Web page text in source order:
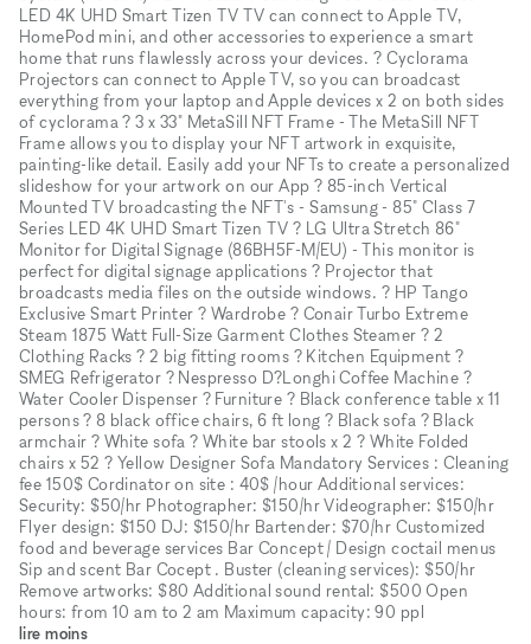
LED 4K UHD Smart Tizen TV TV can connect to Apple TV,
HomePod mini, and other accessories to experience a smart
home that runs flawlessly across your devices. ? Cyclorama
Projectors can connect to Apple TV, so you can broadcast
everything from your laptop and Apple devices x 2 on both sides
of cyclorama ? 3 x 33" MetaSill NFT Frame - The MetaSill NFT
Frame allows you to display your NFT artwork in exquisite,
painting-like detail. Easily add your NFTs to create a personalized
slideshow for your artwork on our App ? 85-inch Vertical
Mounted TV broadcasting the NFT's - Samsung - 85" Class 7
Series LED 4K UHD Smart Tizen TV ? LG Ultra Stretch 86"
Monitor for Digital Signage (86BH5F-M/EU) - This monitor is
perfect for digital signage applications ? Projector that
broadcasts media files on the outside windows. ? HP Tango
Exclusive Smart Printer ? Wardrobe ? Conair Turbo Extreme
Steam 1875 Watt Full-Size Garment Clothes Steamer ? 2
Clothing Racks ? 2 big fitting rooms ? Kitchen Equipment ?
SMEG Refrigerator ? Nespresso D?Longhi Coffee Machine ?
Water Cooler Dispenser ? Furniture ? Black conference table x 11
persons ? 8 black office chairs, 6 ft long ? Black sofa ? Black
armchair ? White sofa ? White bar stools x 2 ? White Folded
chairs x 52 ? Yellow Designer Sofa Mandatory Services : Cleaning
fee 150$ Cordinator on site : 40$ /hour Additional services:
Security: $50/hr Photographer: $150/hr Videographer: $150/hr
Flyer design: $150 DJ: $150/hr Bartender: $70/hr Customized
food and beverage services Bar Concept / Design coctail menus
Sip and scent Bar Cocept . Buster (cleaning services): $50/hr
Remove artworks: $80 Additional sound rental: $500 Open
hours: from 10 am to 2 am Maximum capacity: 90 ppl
lire moins